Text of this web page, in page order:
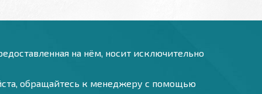
на нём, носит исключительно
обращайтесь к менеджеру с помощью